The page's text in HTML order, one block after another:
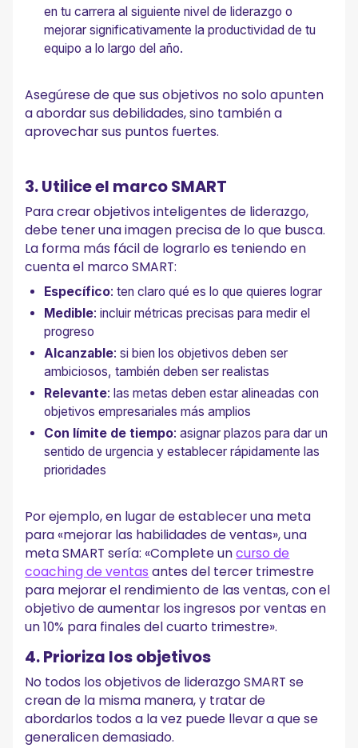
en tu carrera al siguiente nivel de liderazgo o
mejorar significativamente la productividad de tu
equipo a lo largo del año.
Asegúrese de que sus objetivos no solo apunten
a abordar sus debilidades, sino también a
aprovechar sus puntos fuertes.
3. Utilice el marco SMART
Para crear objetivos inteligentes de liderazgo,
debe tener una imagen precisa de lo que busca.
La forma más fácil de lograrlo es teniendo en
cuenta el marco SMART:
Específico: ten claro qué es lo que quieres lograr
Medible: incluir métricas precisas para medir el
progreso
Alcanzable: si bien los objetivos deben ser
ambiciosos, también deben ser realistas
Relevante: las metas deben estar alineadas con
objetivos empresariales más amplios
Con límite de tiempo: asignar plazos para dar un
sentido de urgencia y establecer rápidamente las
prioridades
Por ejemplo, en lugar de establecer una meta
para «mejorar las habilidades de ventas», una
meta SMART sería: «Complete uncurso de
coaching de ventas antes del tercer trimestre
para mejorar el rendimiento de las ventas, con el
objetivo de aumentar los ingresos por ventas en
un 10% para finales del cuarto trimestre».
4. Prioriza los objetivos
No todos los objetivos de liderazgo SMART se
crean de la misma manera, y tratar de
abordarlos todos a la vez puede llevar a que se
generalicen demasiado.